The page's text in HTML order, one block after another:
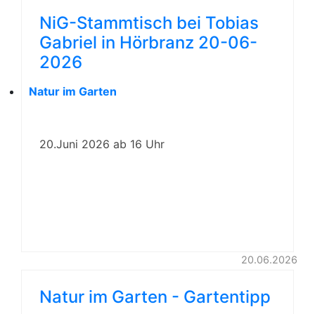
NiG-Stammtisch bei Tobias
Gabriel in Hörbranz 20-06-
2026
Natur im Garten
20.Juni 2026 ab 16 Uhr
20.06.2026
Natur im Garten - Gartentipp